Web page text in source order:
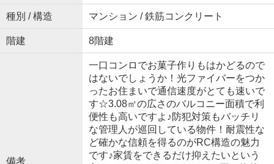
種別 / 構造 マンション / 鉄筋コンクリート
階建 8階建
備考
一口コンロでお菓子作りもはかどるので
はないでしょうか！光ファイバーをつか
ったお住まいで通信速度がとても速いで
す☆3.08㎡の広さのバルコニー面積で利
便性も高いですよ♪防犯対策もバッチリ
な管理人が巡回している物件！耐震性な
ど確かな信頼を得るのがRC構造の魅力
です♪家賃をできるだけ抑えたいという